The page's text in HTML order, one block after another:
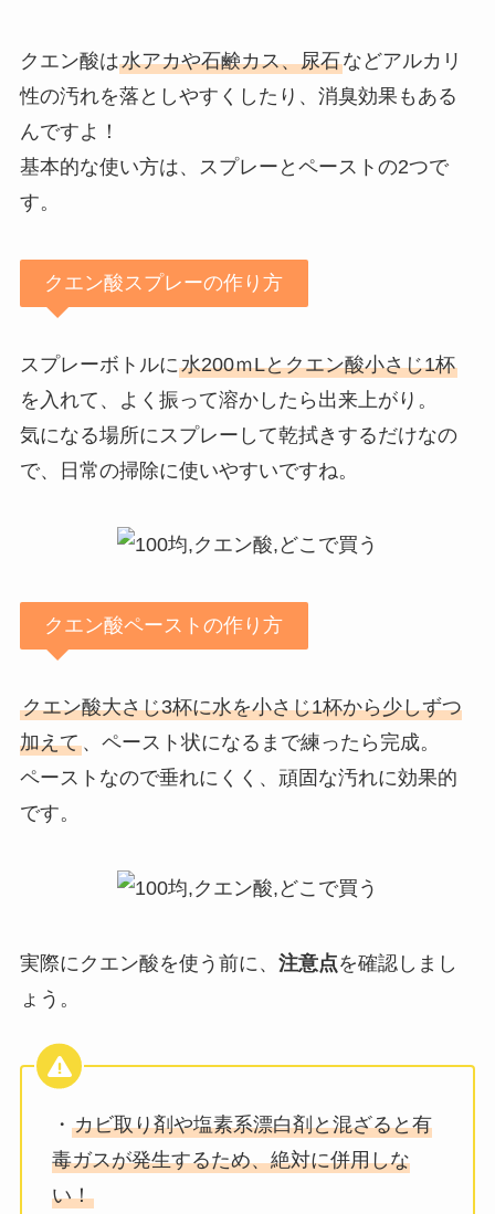
クエン酸は水アカや石鹸カス、尿石などアルカリ
性の汚れを落としやすくしたり、消臭効果もある
んですよ！
基本的な使い方は、スプレーとペーストの2つで
す。
クエン酸スプレーの作り方
スプレーボトルに水200ｍLとクエン酸小さじ1杯
を入れて、よく振って溶かしたら出来上がり。
気になる場所にスプレーして乾拭きするだけなの
で、日常の掃除に使いやすいですね。
クエン酸ペーストの作り方
クエン酸大さじ3杯に水を小さじ1杯から少しずつ
加えて、ペースト状になるまで練ったら完成。
ペーストなので垂れにくく、頑固な汚れに効果的
です。
実際にクエン酸を使う前に、 注意点を確認しまし
ょう。
・ カビ取り剤や塩素系漂白剤と混ざると有
毒ガスが発生するため、絶対に併用しな
い！